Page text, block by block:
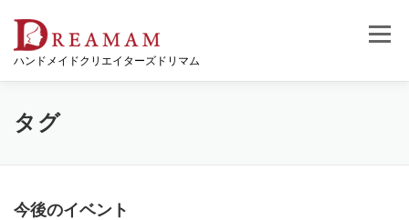
ツ
ハンドメイドクリエイターズドリマム
メニュー
タグ
今後のイベント